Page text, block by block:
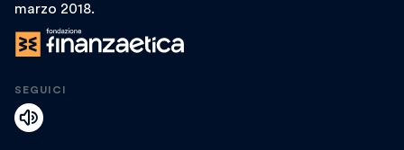
marzo 2018.
SEGUICI